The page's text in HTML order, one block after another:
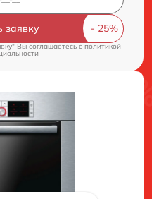
заявку
Вы соглашаетесь cполитикой